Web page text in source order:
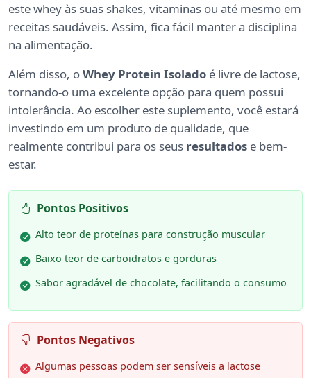
este whey às suas shakes, vitaminas ou até mesmo em
receitas saudáveis. Assim, fica fácil manter a disciplina
na alimentação.
Além disso, oWhey Protein Isolado é livre de lactose,
tornando-o uma excelente opção para quem possui
intolerância. Ao escolher este suplemento, você estará
investindo em um produto de qualidade, que
realmente contribui para os seus resultados e bem-
estar.
Pontos Positivos
Alto teor de proteínas para construção muscular
Baixo teor de carboidratos e gorduras
Sabor agradável de chocolate, facilitando o consumo
Pontos Negativos
Algumas pessoas podem ser sensíveis a lactose